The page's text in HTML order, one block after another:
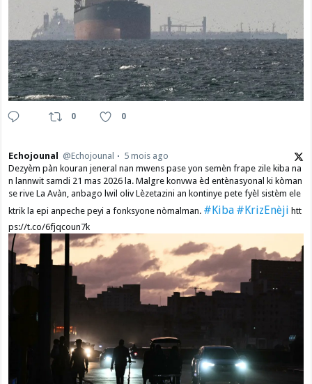
0 0
Echojounal @Echojounal
5 mois ago
Dezyèm pàn kouran jeneral nan mwens pase yon semèn frape zile kiba na
n lannwit samdi 21 mas 2026 la. Malgre konvwa èd entènasyonal ki kòman
se rive La Avàn, anbago lwil oliv Lèzetazini an kontinye pete fyèl sistèm ele
ktrik la epi anpeche peyi a fonksyone nòmalman. #Kiba #KrizEnèji htt
ps://t.co/6fjqcoun7k